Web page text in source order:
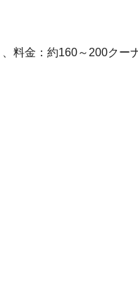
料金：約160～200クーナ